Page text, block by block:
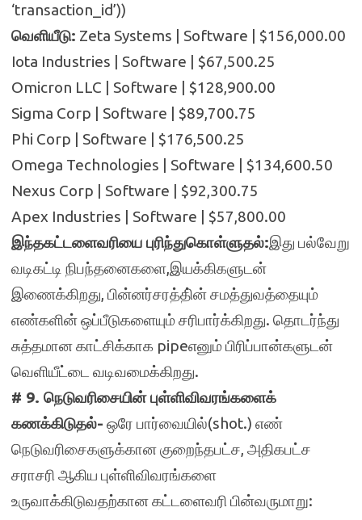
‘transaction_id’))
வெளியீடு: Zeta Systems | Software | $156,000.00
Iota Industries | Software | $67,500.25
Omicron LLC | Software | $128,900.00
Sigma Corp | Software | $89,700.75
Phi Corp | Software | $176,500.25
Omega Technologies | Software | $134,600.50
Nexus Corp | Software | $92,300.75
Apex Industries | Software | $57,800.00
இந்தகட்டளைவரியை புரிந்துகொள்ளுதல்:இது பல்வேறு
வடிகட்டி நிபந்தனைகளை,இயக்கிகளுடன்
இணைக்கிறது, பின்னர்சரத்தி்ன் சமத்துவத்தையும்
எண்களின் ஒப்பீடுகளையும் சரிபார்க்கிறது. தொடர்ந்து
சுத்தமான காட்சிக்காக pipeஎனும் பிரிப்பான்களுடன்
வெளியீட்டை வடிவமைக்கிறது.
# 9. நெடுவரிசையின் புள்ளிவிவரங்களைக்
கணக்கிடுதல்- ஒரே பார்வையில்(shot.) எண்
நெடுவரிசைகளுக்கான குறைந்தபட்ச, அதிகபட்ச
சராசரி ஆகிய புள்ளிவிவரங்களை
உருவாக்கிடுவதற்கான கட்டளைவரி பின்வருமாறு: